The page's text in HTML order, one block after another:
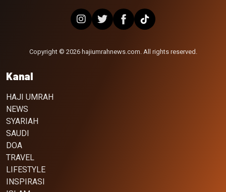
Copyright © 2026 hajiumrahnews.com. All rights reserved.
Kanal
HAJI UMRAH
NEWS
SYARIAH
SAUDI
DOA
TRAVEL
LIFESTYLE
INSPIRASI